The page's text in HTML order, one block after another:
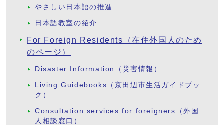
やさしい日本語の推進
日本語教室の紹介
For Foreign Residents（在住外国人のため
のページ）
Disaster Information（災害情報）
Living Guidebooks（京田辺市生活ガイドブッ
ク）
Consultation services for foreigners（外国
人相談窓口）